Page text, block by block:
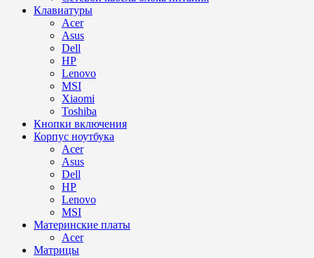
Клавиатуры
Acer
Asus
Dell
HP
Lenovo
MSI
Xiaomi
Toshiba
Кнопки включения
Корпус ноутбука
Acer
Asus
Dell
HP
Lenovo
MSI
Материнские платы
Acer
Матрицы